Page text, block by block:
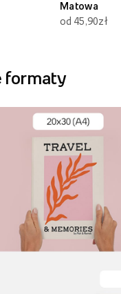
Matowa
od 45,90zł
formaty